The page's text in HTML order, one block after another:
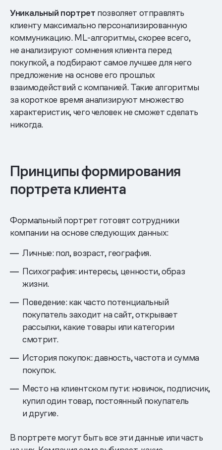
Уникальный портрет позволяет отправлять
клиенту максимально персонализированную
коммуникацию. ML-алгоритмы, скорее всего,
не анализируют сомнения клиента перед
покупкой, а подбирают самое лучшее для него
предложение на основе его прошлых
взаимодействий с компанией. Такие алгоритмы
за короткое время анализируют множество
характеристик, чего человек не сможет сделать
никогда.
Принципы формирования
портрета клиента
Формальный портрет готовят сотрудники
компании на основе следующих данных:
Личные: пол, возраст, география.
Психография: интересы, ценности, образ
жизни.
Поведение: как часто потенциальный
покупатель заходит на сайт, открывает
рассылки, какие товары или категории
смотрит.
История покупок: давность, частота и сумма
покупок.
Место на клиентском пути: новичок, подписчик,
купил один товар, постоянный покупатель
и другие.
В портрете могут быть все эти данные или часть